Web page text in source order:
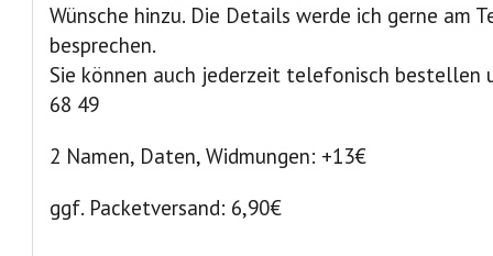
Wünsche hinzu. Die Details werde ich gerne am
besprechen.
Sie können auch jederzeit telefonisch bestellen
68 49
2 Namen, Daten, Widmungen: +13€
ggf. Packetversand: 6,90€